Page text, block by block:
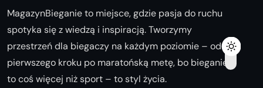
MagazynBieganie to miejsce, gdzie pasja do ruchu
spotyka się z wiedzą i inspiracją. Tworzymy
przestrzeń dla biegaczy na każdym poziomie – od
pierwszego kroku po maratońską metę, bo bieganie
to coś więcej niż sport – to styl życia.